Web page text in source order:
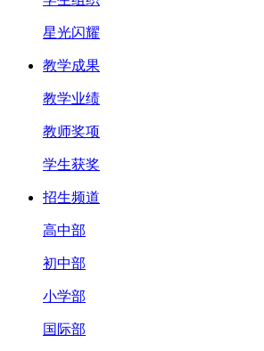
星光闪耀
教学成果
教学业绩
教师奖项
学生获奖
招生频道
高中部
初中部
小学部
国际部